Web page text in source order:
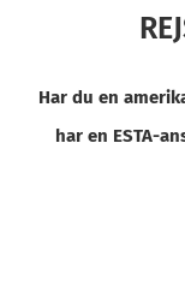
Har du en
har en ESTA-